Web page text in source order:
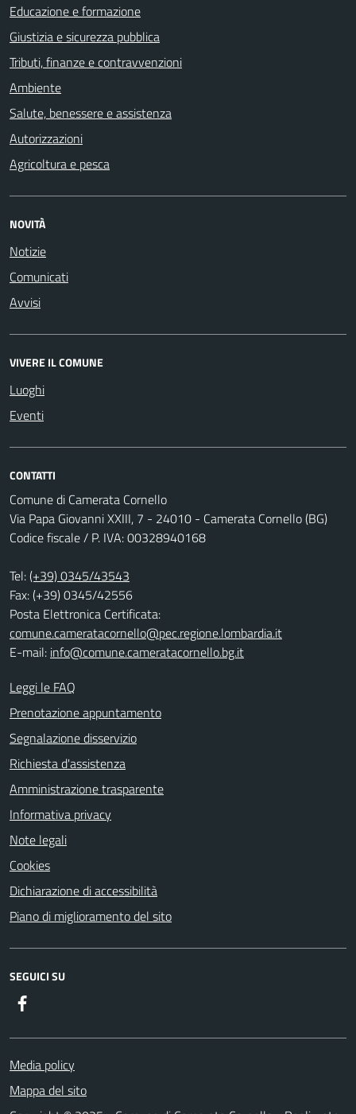
Educazione e formazione
Giustizia e sicurezza pubblica
Tributi, finanze e contravvenzioni
Ambiente
Salute, benessere e assistenza
Autorizzazioni
Agricoltura e pesca
NOVITÀ
Notizie
Comunicati
Avvisi
VIVERE IL COMUNE
Luoghi
Eventi
CONTATTI
Comune di Camerata Cornello
Via Papa Giovanni XXIII, 7 - 24010 - Camerata Cornello (BG)
Codice fiscale / P. IVA: 00328940168
Tel:(+39) 0345/43543
Fax: (+39) 0345/42556
Posta Elettronica Certificata:
comune.cameratacornello@pec.regione.lombardia.it
E-mail: info@comune.cameratacornello.bg.it
Leggi le FAQ
Prenotazione appuntamento
Segnalazione disservizio
Richiesta d'assistenza
Amministrazione trasparente
Informativa privacy
Note legali
Cookies
Dichiarazione di accessibilità
Piano di miglioramento del sito
SEGUICI SU
Media policy
Mappa del sito